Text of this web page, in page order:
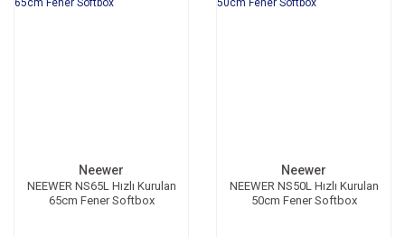
Neewer
NEEWER NS65L Hızlı Kurulan
65cm Fener Softbox
Neewer
NEEWER NS50L Hızlı Kurulan
50cm Fener Softbox